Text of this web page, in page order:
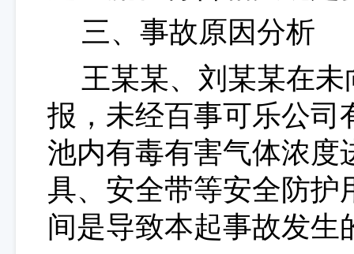
三、事故原因分析
王某某、刘某某在
报，未经百事可乐公司
池内有毒有害气体浓度
具、安全带等安全防护
间是导致本起事故发生